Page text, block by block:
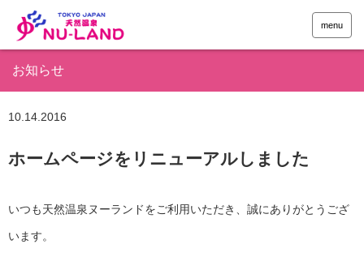
menu
お知らせ
10.14 2016
ホームページをリニューアルしました
いつも天然温泉ヌーランドをご利用いただき、誠にありがとうござ
います。